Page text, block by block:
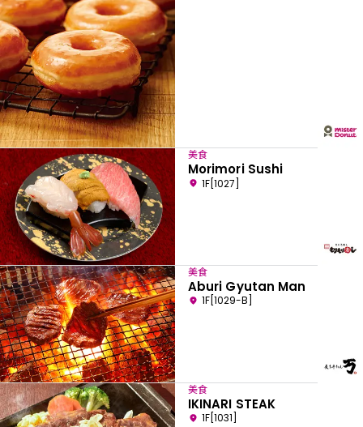
美食
Morimori Sushi
1F[1027]
美食
Aburi Gyutan Man
1F[1029-B]
美食
IKINARI STEAK
1F[1031]